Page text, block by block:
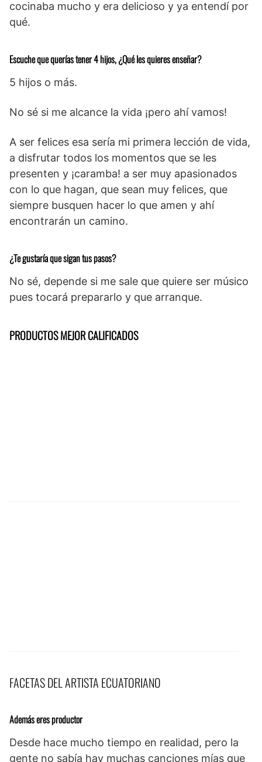
cocinaba mucho y era delicioso y ya entendí por
qué.
Escuche que querías tener 4 hijos, ¿Qué les quieres enseñar?
5 hijos o más.
No sé si me alcance la vida ¡pero ahí vamos!
A ser felices esa sería mi primera lección de vida,
a disfrutar todos los momentos que se les
presenten y ¡caramba! a ser muy apasionados
con lo que hagan, que sean muy felices, que
siempre busquen hacer lo que amen y ahí
encontrarán un camino.
¿Te gustaría que sigan tus pasos?
No sé, depende si me sale que quiere ser músico
pues tocará prepararlo y que arranque.
PRODUCTOS MEJOR CALIFICADOS
FACETAS DEL ARTISTA ECUATORIANO
Además eres productor
Desde hace mucho tiempo en realidad, pero la
gente no sabía hay muchas canciones mías que